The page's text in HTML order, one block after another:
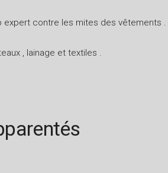
expert contre les mites des vêtements .
, lainage et textiles .